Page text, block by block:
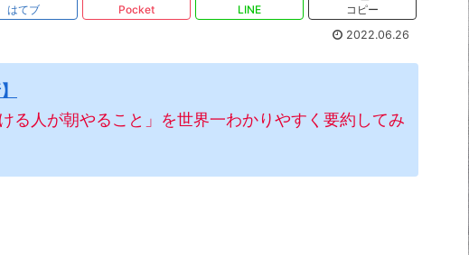
はてブ Pocket LINE
コピー
2022.06.26
る人が朝やること」を世界一わかりやすく要約してみ